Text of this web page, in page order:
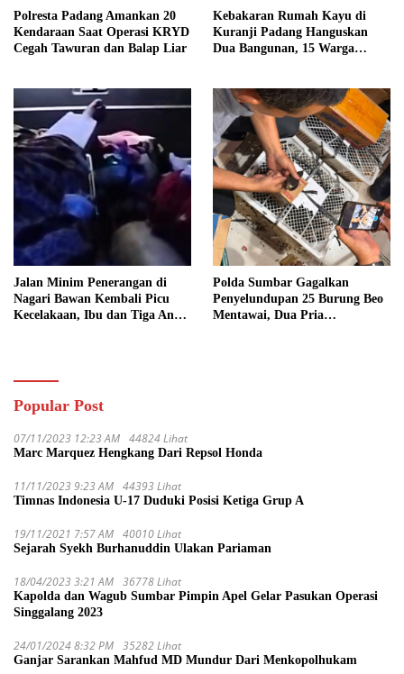
Polresta Padang Amankan 20
Kendaraan Saat Operasi KRYD
Cegah Tawuran dan Balap Liar
Kebakaran Rumah Kayu di
Kuranji Padang Hanguskan
Dua Bangunan, 15 Warga
Jalan Minim Penerangan di
Nagari Bawan Kembali Picu
Kecelakaan, Ibu dan Tiga Anak
Polda Sumbar Gagalkan
Penyelundupan 25 Burung Beo
Mentawai, Dua Pria
Popular Post
07/11/2023 12:23 AM 44824 Lihat
Marc Marquez Hengkang Dari Repsol Honda
11/11/2023 9:23 AM 44393 Lihat
Timnas Indonesia U-17 Duduki Posisi Ketiga Grup A
19/11/2021 7:57 AM 40010 Lihat
Sejarah Syekh Burhanuddin Ulakan Pariaman
18/04/2023 3:21 AM 36778 Lihat
Kapolda dan Wagub Sumbar Pimpin Apel Gelar Pasukan Operasi
Singgalang 2023
24/01/2024 8:32 PM 35282 Lihat
Ganjar Sarankan Mahfud MD Mundur Dari Menkopolhukam